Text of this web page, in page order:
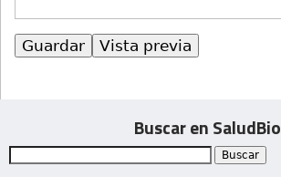
Buscar en SaludBio